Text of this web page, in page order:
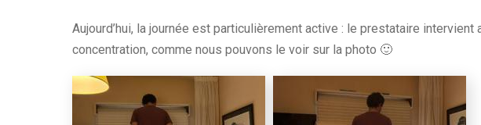
Aujourd’hui, la journée est particulièrement active : le prestataire
concentration, comme nous pouvons le voir sur la photo 🙂